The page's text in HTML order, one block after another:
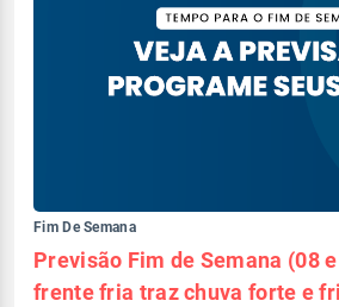
Fim De Semana
Previsão Fim de Semana (08
frente fria traz chuva forte e